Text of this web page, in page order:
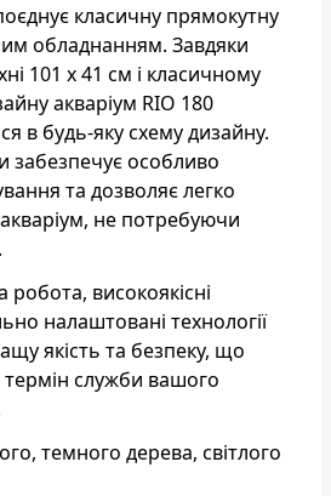
класичну прямокутну
обладнанням. Завдяки
101 х 41 см і класичному
акваріум RIO 180
в будь-яку схему дизайну.
забезпечує особливо
та дозволяє легко
не потребуючи
високоякісні
налаштовані технології
якість та безпеку, що
служби вашого
темного дерева, світлого